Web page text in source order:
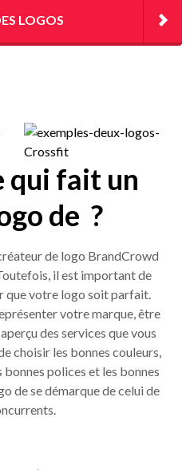
LOGOS
qui fait un
de ?
de logo BrandCrowd
il est important de
que votre logo soit parfait.
votre marque, être
des services que vous
choisir les bonnes couleurs,
bonnes polices et les bonnes
de se démarque de celui de